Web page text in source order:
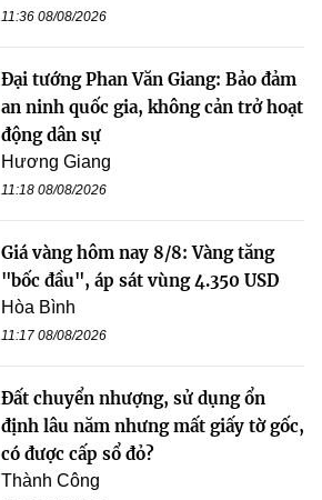
11:36 08/08/2026
Đại tướng Phan Văn Giang: Bảo đảm
an ninh quốc gia, không cản trở hoạt
động dân sự
Hương Giang
11:18 08/08/2026
Giá vàng hôm nay 8/8: Vàng tăng
"bốc đầu", áp sát vùng 4.350 USD
Hòa Bình
11:17 08/08/2026
Đất chuyển nhượng, sử dụng ổn
định lâu năm nhưng mất giấy tờ gốc,
có được cấp sổ đỏ?
Thành Công